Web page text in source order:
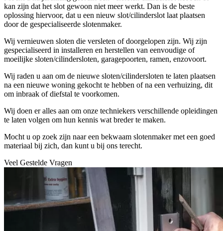
kan zijn dat het slot gewoon niet meer werkt. Dan is de beste
oplossing hiervoor, dat u een nieuw slot/cilinderslot laat plaatsen
door de gespecialiseerde slotenmaker.
Wij vernieuwen sloten die versleten of doorgelopen zijn. Wij zijn
gespecialiseerd in installeren en herstellen van eenvoudige of
moeilijke sloten/cilindersloten, garagepoorten, ramen, enzovoort.
Wij raden u aan om de nieuwe sloten/cilindersloten te laten plaatsen
na een nieuwe woning gekocht te hebben of na een verhuizing, dit
om inbraak of diefstal te voorkomen.
Wij doen er alles aan om onze techniekers verschillende opleidingen
te laten volgen om hun kennis wat breder te maken.
Mocht u op zoek zijn naar een bekwaam slotenmaker met een goed
materiaal bij zich, dan kunt u bij ons terecht.
Veel Gestelde Vragen